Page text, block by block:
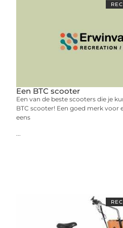
Een BTC scooter
Een van de beste scooters die je
BTC scooter! Een goed merk voor
eens